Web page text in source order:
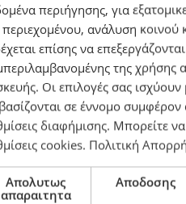
προστασίας
περιήγησης, για
περιεχομένου, ανάλυση
επίσης να
της χρήσης
Οι επιλογές σας
σε έννομο συμφέρον
διαφήμισης. Μπορείτε
cookies. Πολιτική
Απολυτως
απαραιτητα
Αποδοσης